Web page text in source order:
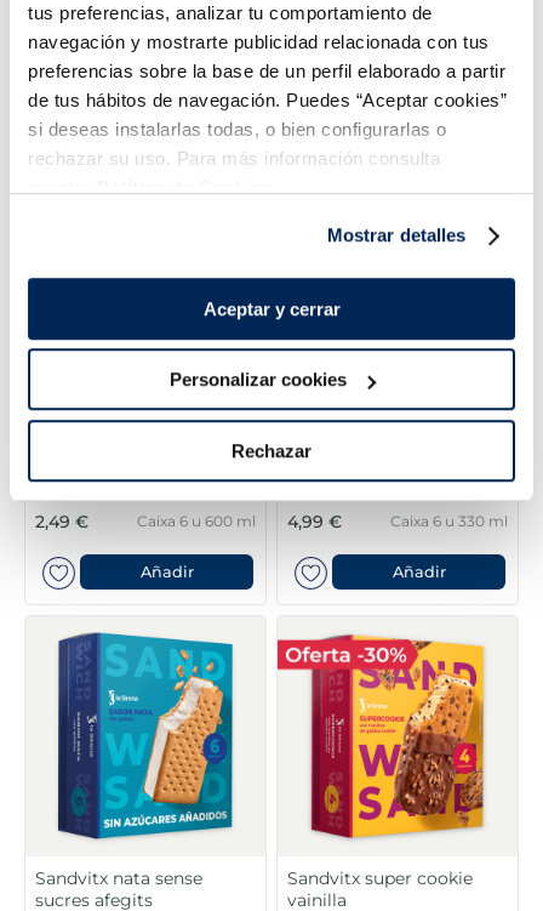
tus preferencias, analizar tu comportamiento de
navegación y mostrarte publicidad relacionada con tus
preferencias sobre la base de un perfil elaborado a partir
de tus hábitos de navegación. Puedes “Aceptar cookies”
si deseas instalarlas todas, o bien configurarlas o
rechazar su uso. Para más información consulta
Mostrar detalles
Aceptar y cerrar
Personalizar cookies
Rechazar
Sandvitx Dinosaurus
3,99 €
Caixa 4u x 120
ml
Sandvitx Lotus Biscoff
2,99 €
Caixa 4u x 80 ml
Sandvitx de nata
2,49 €
Caixa 6 u 600 ml
Añadir
4,99 €
Caixa 6 u 330 ml
Añadir
Sandvitx nata sense
sucres afegits
Sandvitx super cookie
vainilla